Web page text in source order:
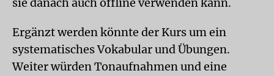
Ergänzt werden könnte der Kurs um ein
systematisches Vokabular und Übungen.
Weiter würden Tonaufnahmen und eine